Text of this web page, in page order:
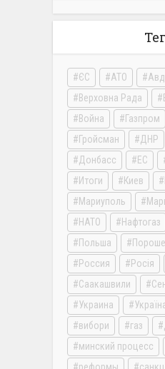
ЄС АТО
Верховна Рада
Война
Газпром
Гройсман
ДНР
Донбасс
ЕС
Итоги
Киев
Мариуполь
НАТО
Нафтогаз
Польша
Россия
Росія
Саакашвили
Украина
вибори
газ
минский процесс
реформы